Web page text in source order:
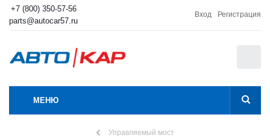
+7 (800) 350-57-56
parts@autocar57.ru
Вход Регистрация
МЕНЮ
Управляемый мост